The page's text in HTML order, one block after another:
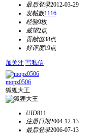
最后登录2012-03-29
发帖数1116
经验9枚
威望2点
贡献值38点
好评度19点
加关注 写私信
mopz0506
狐狸大王
UID811
注册日期2004-12-13
最后登录2006-07-13